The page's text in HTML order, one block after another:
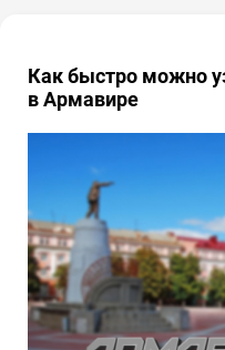
Как быстро можно
в Армавире